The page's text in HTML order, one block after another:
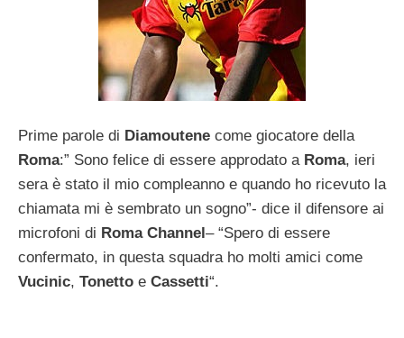
Prime parole di Diamoutene come giocatore della
Roma:” Sono felice di essere approdato a Roma, ieri
sera è stato il mio compleanno e quando ho ricevuto la
chiamata mi è sembrato un sogno”- dice il difensore ai
microfoni di Roma Channel – “Spero di essere
confermato, in questa squadra ho molti amici come
Vucinic, Tonetto e Cassetti“.